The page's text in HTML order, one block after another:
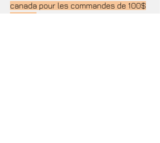
canada pour les commandes de 100$
ou plus